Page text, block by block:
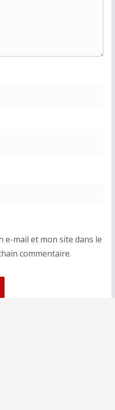
e-mail et mon site dans le
commentaire.